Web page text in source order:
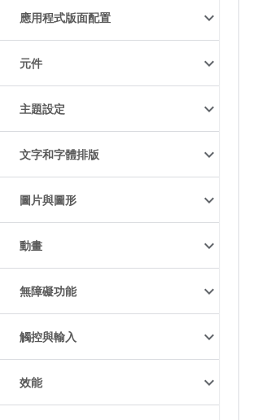
應用程式版面配置
元件
主題設定
文字和字體排版
圖片與圖形
動畫
無障礙功能
觸控與輸入
效能